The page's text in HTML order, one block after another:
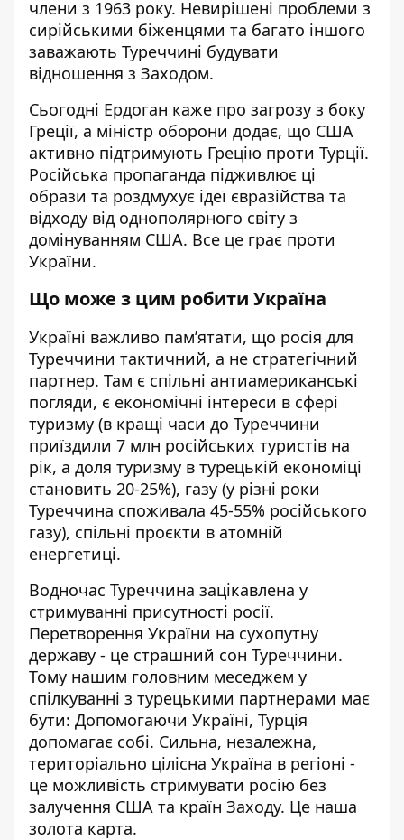
члени з 1963 року. Невирішені проблеми з
сирійськими біженцями та багато іншого
заважають Туреччині будувати
відношення з Заходом.
Сьогодні Ердоган каже про загрозу з боку
Греції, а міністр оборони додає, що США
активно підтримують Грецію проти Турції.
Російська пропаганда підживлює ці
образи та роздмухує ідеї євразійства та
відходу від однополярного світу з
домінуванням США. Все це грає проти
України.
Що може з цим робити Україна
Україні важливо пам’ятати, що росія для
Туреччини тактичний, а не стратегічний
партнер. Там є спільні антиамериканські
погляди, є економічні інтереси в сфері
туризму (в кращі часи до Туреччини
приїздили 7 млн російських туристів на
рік, а доля туризму в турецькій економіці
становить 20-25%), газу (у різні роки
Туреччина споживала 45-55% російського
газу), спільні проєкти в атомній
енергетиці.
Водночас Туреччина зацікавлена у
стримуванні присутності росії.
Перетворення України на сухопутну
державу - це страшний сон Туреччини.
Тому нашим головним меседжем у
спілкуванні з турецькими партнерами має
бути: Допомогаючи Україні, Турція
допомагає собі. Сильна, незалежна,
територіально цілісна Україна в регіоні -
це можливість стримувати росію без
залучення США та країн Заходу. Це наша
золота карта.